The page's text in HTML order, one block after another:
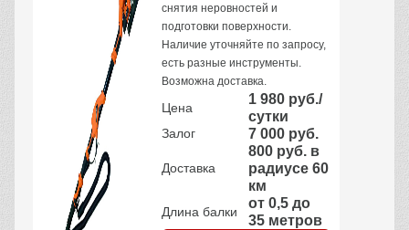
снятия неровностей и
подготовки поверхности.
Наличие уточняйте по запросу,
есть разные инструменты.
Возможна доставка.
Цена
1 980 руб./
сутки
Залог 7 000 руб.
Доставка
800 руб. в
радиусе 60
км
Длина балки
от 0,5 до
35 метров